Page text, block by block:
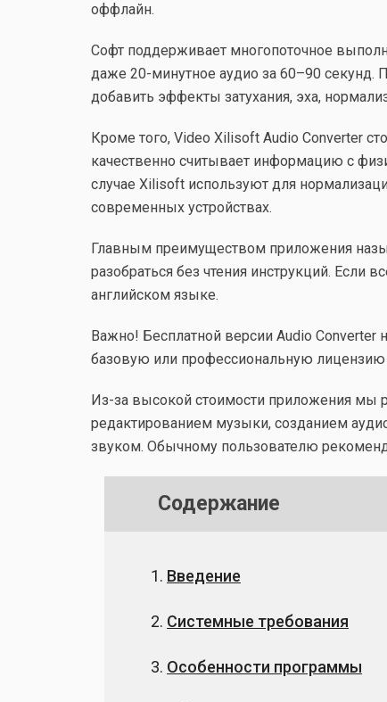
оффлайн.
Софт поддерживает многопоточное
даже 20-минутное аудио за 60–90 секунд.
добавить эффекты затухания, эха,
Кроме того, Video Xilisoft Audio Converter
качественно считывает информацию с
случае Xilisoft используют для
современных устройствах.
Главным преимуществом приложения
разобраться без чтения инструкций. Если
английском языке.
Важно! Бесплатной версии Audio Converter
базовую или профессиональную лицензию
Из-за высокой стоимости приложения мы
редактированием музыки, созданием
звуком. Обычному пользователю
Содержание
Введение
Системные требования
Особенности программы